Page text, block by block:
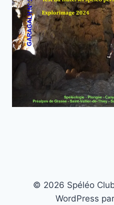
© 2026 Spéléo
WordPress par